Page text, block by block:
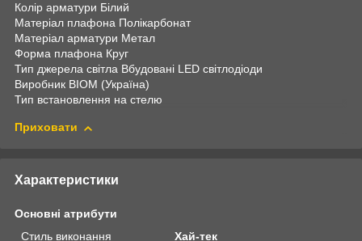
Колір арматури Білий
Матеріал плафона Полікарбонат
Матеріал арматури Метал
Форма плафона Круг
Тип джерела світла Вбудовані LED світлодіоди
Виробник BIOM (Україна)
Тип встановлення на стелю
Приховати
Характеристики
Основні атрибути
Стиль виконання
Хай-тек